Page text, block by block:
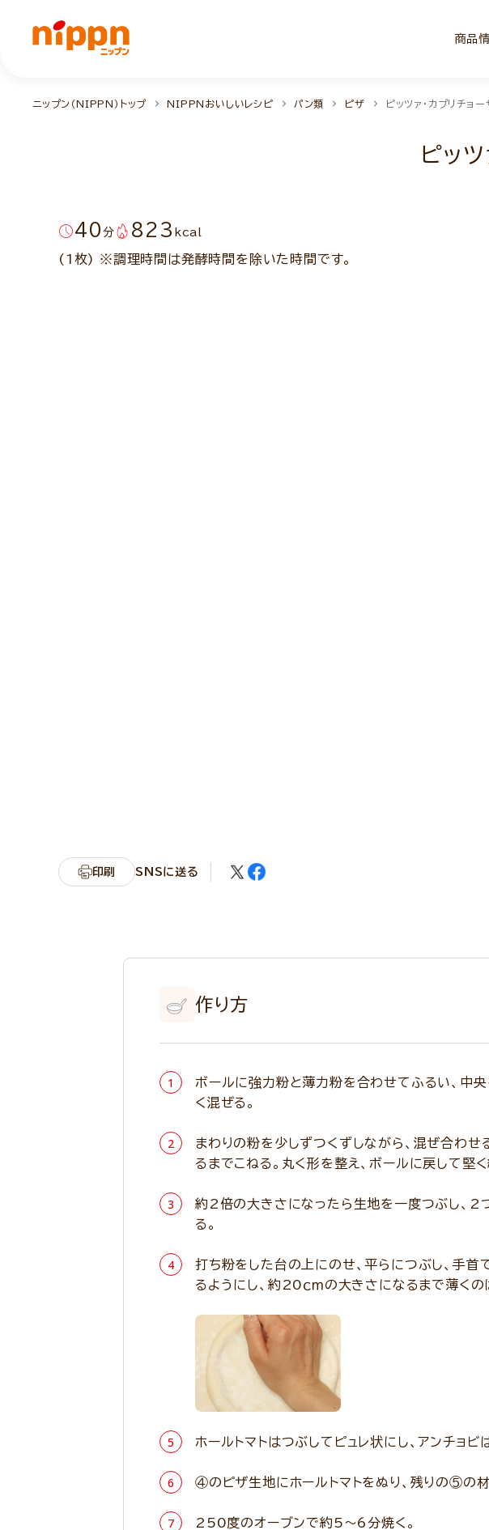
商品
ニップン（NIPPN）トップ NIPPNおいしいレシピ パン類 ピザ ピッツァ・カプリチョー
ピッ
40 分 823 kcal
(1枚) ※調理時間は発酵時間を除いた時間です。
印刷 SNSに送る
作り方
ボールに強力粉と薄力粉を合わせてふるい、中央
く混ぜる。
まわりの粉を少しずつくずしながら、混ぜ合わ
るまでこねる。丸く形を整え、ボールに戻して
約2倍の大きさになったら生地を一度つぶし、2
る。
打ち粉をした台の上にのせ、平らにつぶし、手
るようにし、約20ｃｍの大きさになるまで薄くの
ホールトマトはつぶしてピュレ状にし、アンチョビ
④のピザ生地にホールトマトをぬり、残りの⑤の材
250度のオーブンで約5～6分焼く。